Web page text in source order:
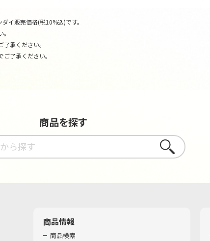
イ販売価格(税10%込)です。
承ください。
了承ください。
商品を探す
さがす
商品情報
商品検索